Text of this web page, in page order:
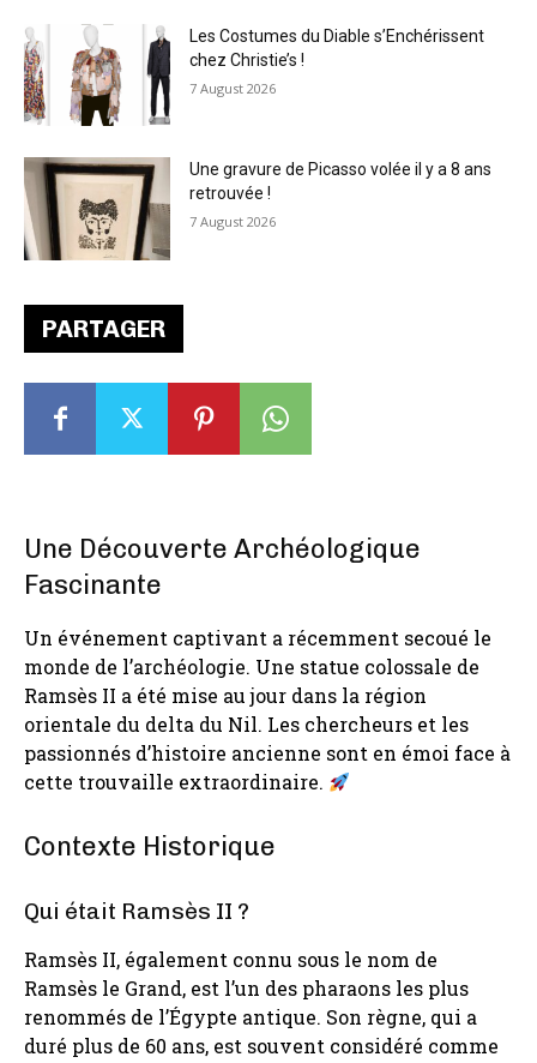
PARTAGER
Une Découverte Archéologique
Fascinante
Un événement captivant a récemment secoué le
monde de l’archéologie. Une statue colossale de
Ramsès II a été mise au jour dans la région
orientale du delta du Nil. Les chercheurs et les
passionnés d’histoire ancienne sont en émoi face à
cette trouvaille extraordinaire.
Contexte Historique
Qui était Ramsès II ?
Ramsès II, également connu sous le nom de
Ramsès le Grand, est l’un des pharaons les plus
renommés de l’Égypte antique. Son règne, qui a
duré plus de 60 ans, est souvent considéré comme
Les Costumes du Diable s’Enchérissent
chez Christie’s !
7 August 2026
Une gravure de Picasso volée il y a 8 ans
retrouvée !
7 August 2026